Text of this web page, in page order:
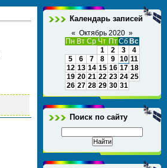
Календарь записей
« Октябрь 2020 »
Пн Вт Ср Чт ПтСб Вс
1
2 3
4
5
6 7 8 9 10 11
12 13 14 15 16 17 18
19 20 21 22 23 24 25
26 27 28 29 30 31
Поиск по сайту